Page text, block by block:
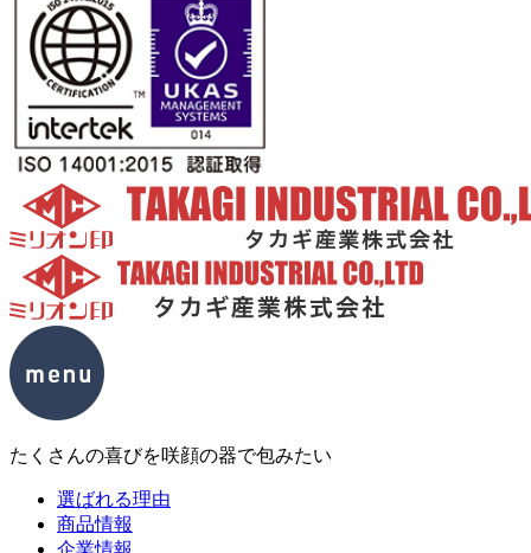
たくさんの喜びを咲顔の器で包みたい
選ばれる理由
商品情報
企業情報